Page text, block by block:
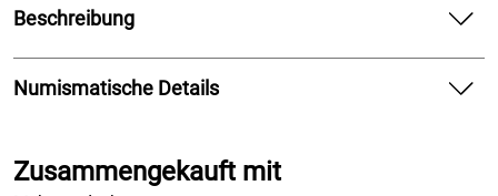
Beschreibung
2023 wird die Silber Quadriga 15 Jahre alt! Feiern Sie mit
uns uns und sichern sich die Jubiläumsausgabe 2023.
aufgelegt.
Numismatische Details
Material: 999 Feinsilber
Zusammengekauft mit